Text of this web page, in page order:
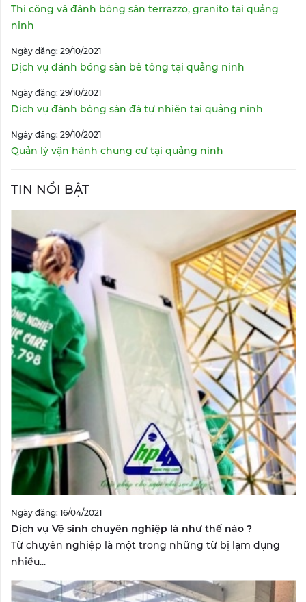
Thi công và đánh bóng sàn terrazzo, granito tại quảng
ninh
Ngày đăng: 29/10/2021
Dịch vụ đánh bóng sàn bê tông tại quảng ninh
Ngày đăng: 29/10/2021
Dịch vụ đánh bóng sàn đá tự nhiên tại quảng ninh
Ngày đăng: 29/10/2021
Quản lý vận hành chung cư tại quảng ninh
TIN NỔI BẬT
Ngày đăng: 16/04/2021
Dịch vụ Vệ sinh chuyên nghiệp là như thế nào ?
Từ chuyên nghiệp là một trong những từ bị lạm dụng
nhiều...